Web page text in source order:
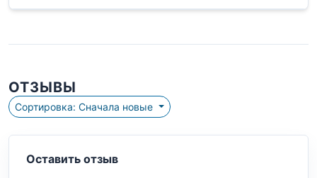
ОТЗЫВЫ
Сортировка: Сначала новые
Оставить отзыв